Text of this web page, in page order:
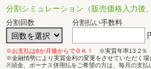
分割シミュレーション （販売価格入力後
分割回数 分割払い手数料
※お支払は6か月後からでＯＫ！
※実質年率13.2％
※金融情勢により実質金利の変更をさせていただく場
※頭金、ボーナス併用払をご希望の方は、毎月の支払